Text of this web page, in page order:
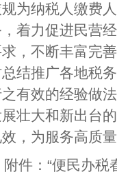
为纳税人缴费
着力促进民营
，不断丰富完
结推广各地税
有效的经验做
壮大和新出台
效，为服务高质
附件：“便民办税